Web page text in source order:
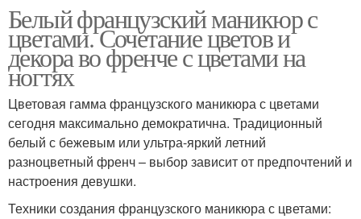
Белый французский маникюр с
цветами. Сочетание цветов и
декора во френче с цветами на
ногтях
Цветовая гамма французского маникюра с цветами
сегодня максимально демократична. Традиционный
белый с бежевым или ультра-яркий летний
разноцветный френч – выбор зависит от предпочтений и
настроения девушки.
Техники создания французского маникюра с цветами: